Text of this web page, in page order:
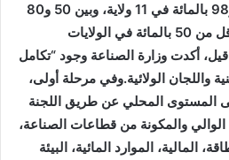
معدل رفع العراقيل بين 80 و98 بالمائة في 11 ولاية، وبين 50 و80
بالمائة في 11 ولاية أخرى، وأقل من 50 بالمائة في الولايات
أكدت وزارة الصناعة وجود “تكامل
واللجان الولائية.وفي مرحلة أولى،
المستوى المحلي عن طريق اللجنة
الوالي والمكونة من قطاعات الصناعة،
المالية، الموارد المائية، البيئة